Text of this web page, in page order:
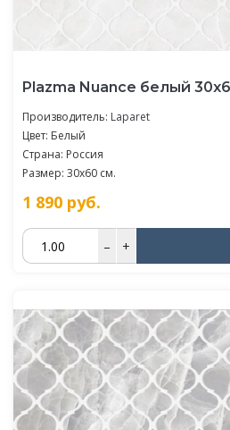
Plazma Nuance белый
Производитель: Laparet
Цвет: Белый
Страна: Россия
Размер: 30x60 см.
1 890 руб.
– +